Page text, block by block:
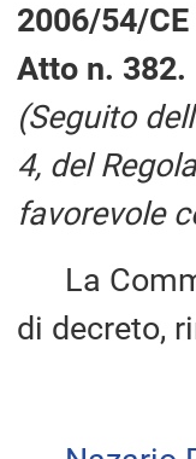
2006/54/
Atto n. 382.
(Seguito
4, del
favorevole
La
di decreto,